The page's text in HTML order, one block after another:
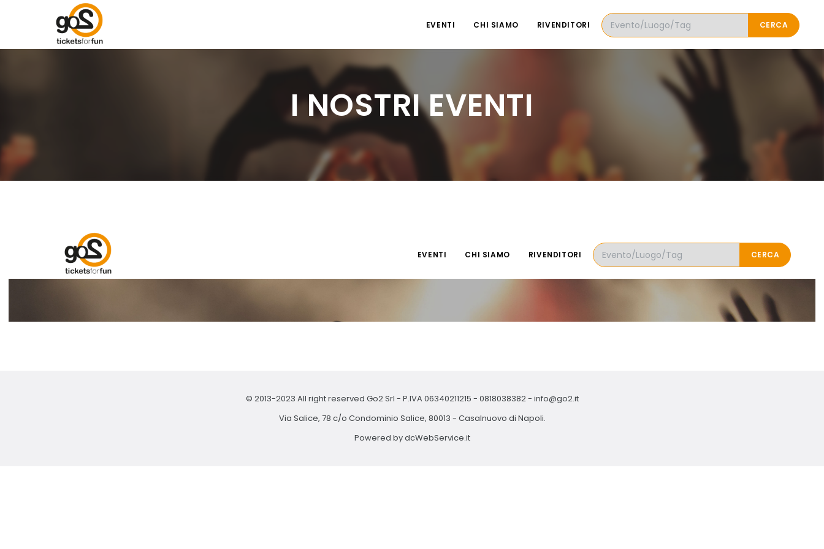
EVENTI CHI SIAMO RIVENDITORI CERCA
I NOSTRI EVENTI
© 2013-2023 All right reserved Go2 Srl - P.IVA 06340211215 - 0818038382- info@go2.it
Via Salice, 78 c/o Condominio Salice, 80013 - Casalnuovo di Napoli.
Powered bydcWebService.it